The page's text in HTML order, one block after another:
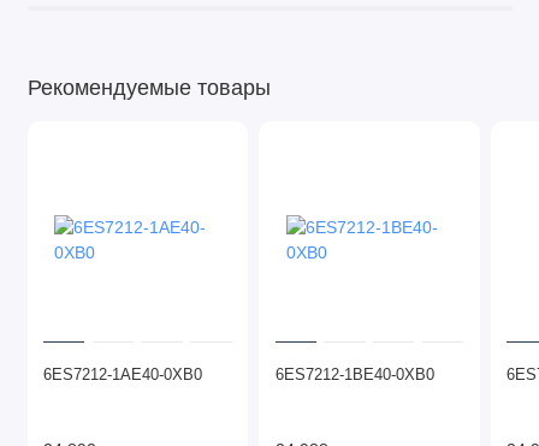
Рекомендуемые товары
6ES7212-1AE40-0XB0 6ES7212-1BE40-0XB0